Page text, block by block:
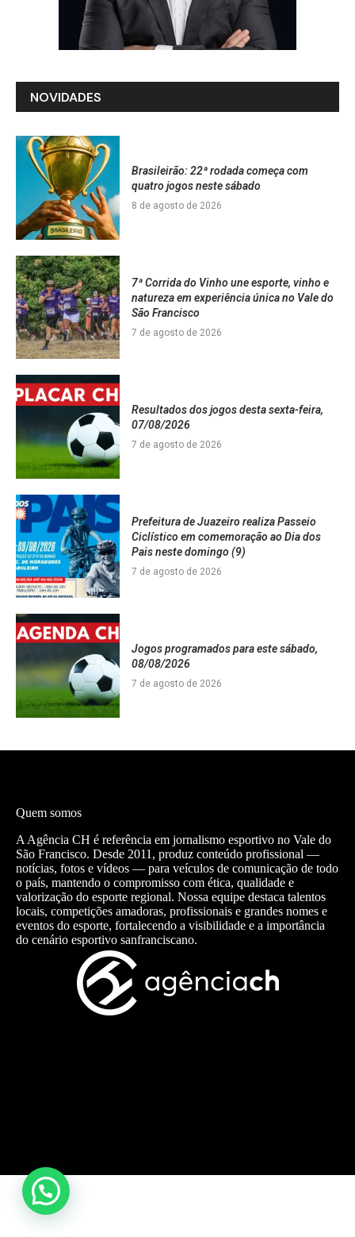
NOVIDADES
Brasileirão: 22ª rodada começa com
quatro jogos neste sábado
8 de agosto de 2026
7ª Corrida do Vinho une esporte, vinho e
natureza em experiência única no Vale do
São Francisco
7 de agosto de 2026
Resultados dos jogos desta sexta-feira,
07/08/2026
7 de agosto de 2026
Prefeitura de Juazeiro realiza Passeio
Ciclístico em comemoração ao Dia dos
Pais neste domingo (9)
7 de agosto de 2026
Jogos programados para este sábado,
08/08/2026
7 de agosto de 2026
Quem somos
A Agência CH é referência em jornalismo esportivo no Vale do
São Francisco. Desde 2011, produz conteúdo profissional —
notícias, fotos e vídeos — para veículos de comunicação de todo
o país, mantendo o compromisso com ética, qualidade e
valorização do esporte regional. Nossa equipe destaca talentos
locais, competições amadoras, profissionais e grandes nomes e
eventos do esporte, fortalecendo a visibilidade e a importância
do cenário esportivo sanfranciscano.